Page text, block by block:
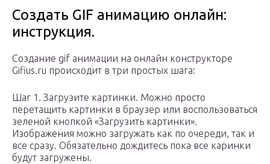
Создать GIF анимацию онлайн:
инструкция.
Создание gif анимации на онлайн конструкторе
Gifius.ru происходит в три простых шага:
Шаг 1. Загрузите картинки. Можно просто
перетащить картинки в браузер или воспользоваться
зеленой кнопкой «Загрузить картинки».
Изображения можно загружать как по очереди, так и
все сразу. Обязательно дождитесь пока все каринки
будут загружены.